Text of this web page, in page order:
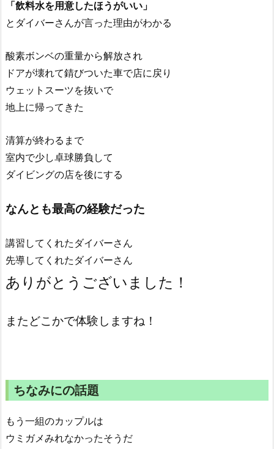
「飲料水を用意したほうがいい」
とダイバーさんが言った理由がわかる
酸素ボンベの重量から解放され
ドアが壊れて錆びついた車で店に戻り
ウェットスーツを抜いで
地上に帰ってきた
清算が終わるまで
室内で少し卓球勝負して
ダイビングの店を後にする
なんとも最高の経験だった
講習してくれたダイバーさん
先導してくれたダイバーさん
ありがとうございました！
またどこかで体験しますね！
ちなみにの話題
もう一組のカップルは
ウミガメみれなかったそうだ